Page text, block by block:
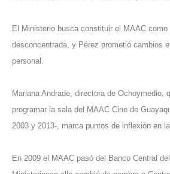
El Ministerio busca constituir el MAAC como
desconcentrada, y Pérez prometió cambios
personal.
Mariana Andrade, directora de Ochoymedio,
programar la sala del MAAC Cine de
2003 y 2013-, marca puntos de inflexión en
En 2009 el MAAC pasó del Banco Central